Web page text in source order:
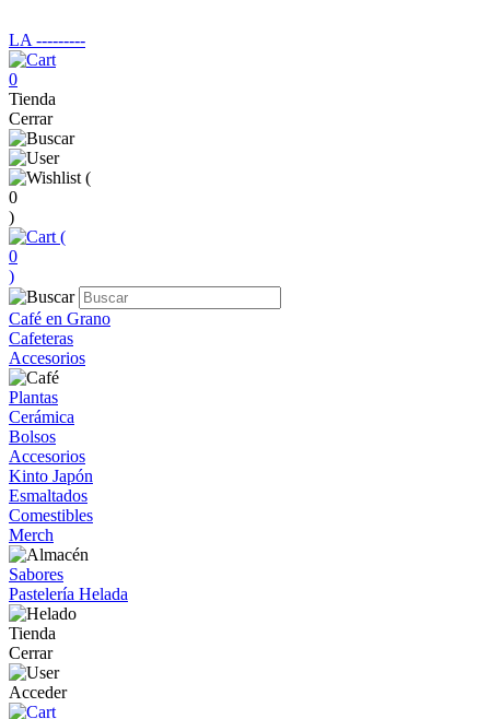
LA ‑‑‑‑‑‑‑‑‑
0
Tienda
Cerrar
(
0
)
(
0
)
Café en Grano
Cafeteras
Accesorios
Plantas
Cerámica
Bolsos
Accesorios
Kinto Japón
Esmaltados
Comestibles
Merch
Sabores
Pastelería Helada
Tienda
Cerrar
Acceder